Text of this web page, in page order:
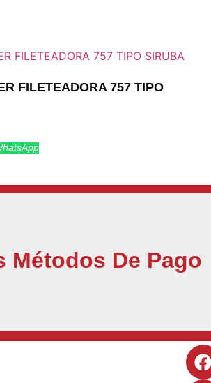
FILETEADORA 757 TIPO
Métodos De Pago